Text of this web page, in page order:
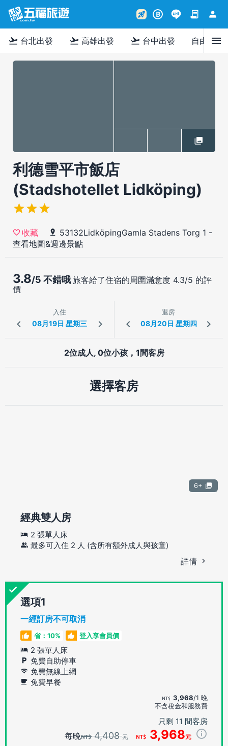
rocket_launch B contract person
flight_takeoff 台北出發 flight_takeoff 高雄出發 flight_takeoff 台中出發 自由行menu
利德雪平市飯店
(Stadshotellet Lidköping)
收藏 53132LidköpingGamla Stadens Torg 1 -
查看地圖&週邊景點
3.8/5 不錯哦 旅客給了住宿的周圍滿意度 4.3/5 的評
價
入住 退房
2位成人, 0位小孩，1間客房
選擇客房
6+
經典雙人房
2 張單人床
最多可入住 2 人 (含所有額外成人與孩童)
詳情
選項
一經訂房不可取消
省：10% 登入享會員價
2 張單人床
免費自助停車
免費無線上網
免費早餐
3,968/1 晚
不含稅金和服務費
只剩 11 間客房
每晚 4,408元 3,968元